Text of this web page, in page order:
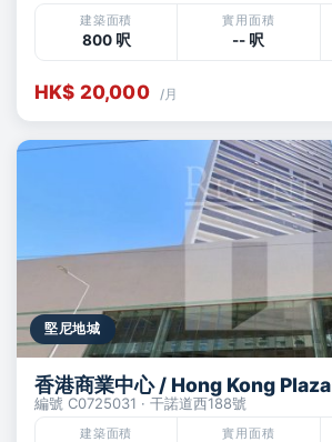
建築面積
800 呎
實用面積
-- 呎
HK$ 20,000 /月
堅尼地城
香港商業中心 / Hong Kong Plaza
編號 C0725031 · 干諾道西188號
建築面積 實用面積